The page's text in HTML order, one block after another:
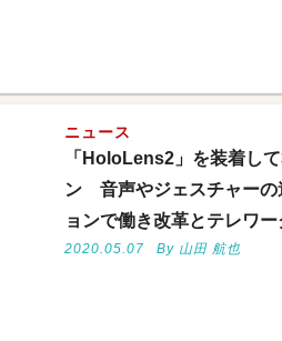
ニュース
「HoloLens2」を装着し
ン 音声やジェスチャーの
ョンで働き改革とテレワー
2020.05.07 By 山田 航也